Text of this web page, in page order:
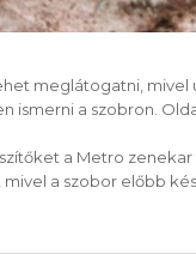
meglátogatni,
a szobron.
a Metro
a szobor előbb